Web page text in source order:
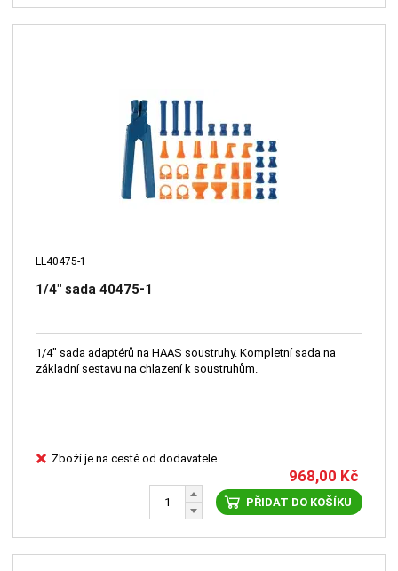
LL40475-1
1/4" sada 40475-1
1/4" sada adaptérů na HAAS soustruhy. Kompletní sada na
základní sestavu na chlazení k soustruhům.
Zboží je na cestě od dodavatele
968,00 Kč
PŘIDAT DO KOŠÍKU